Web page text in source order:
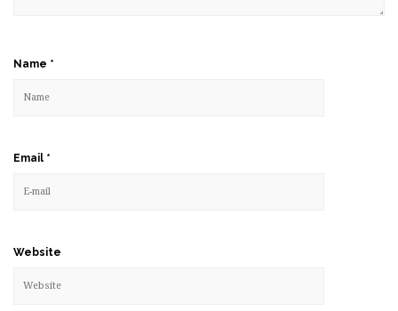
Name *
Email *
Website